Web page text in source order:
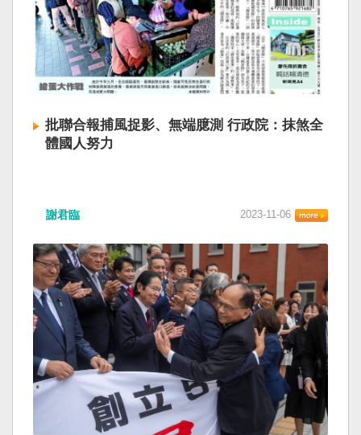
批聯合報捕風捉影、無端臆測 行政院：抹煞全
體國人努力
謝君臨 2023-11-06